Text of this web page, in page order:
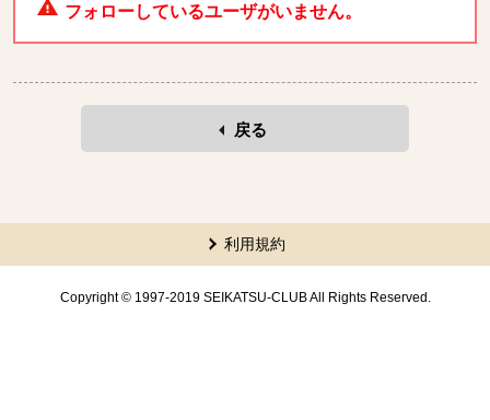
フォローしているユーザがいません。
戻る
ここから共通フッターメニューです。
利用規約
Copyright © 1997-2019 SEIKATSU-CLUB All Rights Reserved.